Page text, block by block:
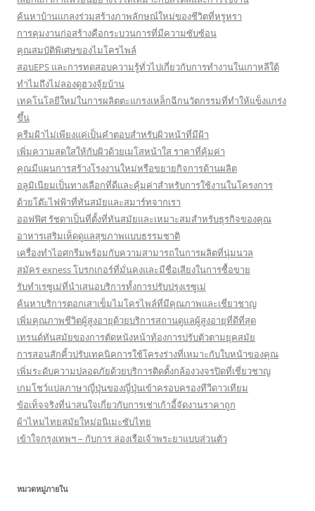
ค้นหาบ้านแกลงร่วมสร้างภาพลักษณ์ใหม่ของชีวิตที่หรูหรา
การคุมงานก่อสร้างคือกระบวนการที่มีความซับซ้อน
คุณสมบัติพิเศษของไมโครไพล์
สอบEPS และการทดสอบความรู้ทั่วไปเกี่ยวกับการทำงานในเกาหลีใต้
ทำไมถึงไม่ลองดูฮวงจุ้ยบ้าน
เทคโนโลยีใหม่ในการผลิตตะแกรงเหล็กฉีกนวัตกรรมที่ทำให้แข็งแกร่ง
ขึ้น
ครีมฝ้าไม่เพียงแค่เป็นคำตอบสำหรับผิวหน้าที่มีฝ้า
เพิ่มความสดใสให้กับผิวด้วยเมโสหน้าใส ราคาที่คุ้มค่า
คุณมีแผนการสร้างโรงงานใหม่หรือขยายกิจการด้านผลิต
อลูมิเนียมเป็นทางเลือกที่ดีและคุ้มค่าสำหรับการใช้งานในโครงการ
ด้วยโต๊ะไฟฟ้าที่ทันสมัยและสมาร์ทจากเรา
ออฟฟิศ รัชดาเป็นที่ตั้งที่ทันสมัยและเหมาะสมสำหรับธุรกิจของคุณ
อาหารเสริมเห็ดดูแลสุขภาพแบบธรรมชาติ
เครื่องทำไอศกรีมพร้อมกับความสามารถในการผลิตที่นุ่มนวล
สมัคร exness โบรกเกอร์ที่มั่นคงและมีชื่อเสียงในการซื้อขาย
รับทำเรซูเม่ที่นำเสนอบริการทั้งการปรับปรุงเรซูเม่
ค้นหาบริการตอกเสาเข็มไมโครไพล์ที่มีคุณภาพและเชี่ยวชาญ
เพิ่มคุณภาพชีวิตผู้สูงอายุด้วยบริการสถานดูแลผู้สูงอายุที่ดีที่สุด
เทรนด์ทันสมัยของการตัดหนังหน้าท้องการปรับตัวตามยุคสมัย
การสอนสักคิ้วปรับเทคนิคการใช้โครงร่างที่เหมาะกับใบหน้าของคุณ
เพิ่มระดับความปลอดภัยด้วยบริการติดตั้งกล้องวงจรปิดที่เชี่ยวชาญ
เกมโชว์แปลภาษาญี่ปุ่นของญี่ปุ่นเข้าครอบครองทีวีดาวเทียม
ข้อเท็จจริงที่น่าสนใจเกี่ยวกับการเช่าเก้าอี้จัดงานราคาถูก
ผ้าไหมไทยสมัยใหม่อนิเมะซับไทย
เข้าใจกรุงเทพฯ – กับการ ล่องเรือเจ้าพระยาแบบส่วนตัว
หมวดหมู่ภายใน